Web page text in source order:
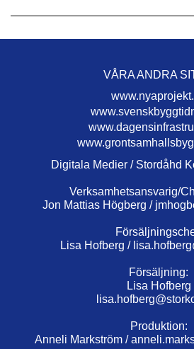
VÅRA ANDRA
Digitala Medier / Stordåhd
Verksamhetsansvarig/
Jon Mattias Högberg /
Lisa Hofberg /
Försäljning:
Lisa Hofberg
Produktion:
Anneli Markström /